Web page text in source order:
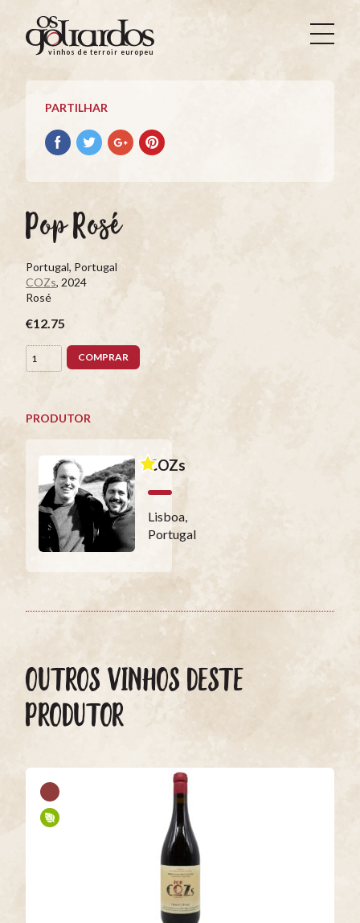
Os
Goliardos
Vinhos
Terroir
Europeus
vinhos de terroir europeus
PARTILHAR
Partilhar
no
Partilhar
no
Partilhar
no
Partilhar
no
Pop Rosé
Portugal, Portugal
COZs, 2024
Rosé
€12.75
COMPRAR
PRODUTOR
COZs
Lisboa,
Portugal
OUTROS VINHOS DESTE
PRODUTOR